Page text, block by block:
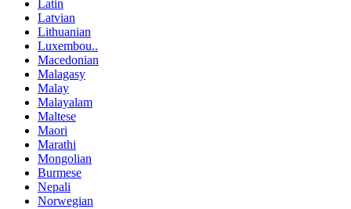
Latin
Latvian
Lithuanian
Luxembou..
Macedonian
Malagasy
Malay
Malayalam
Maltese
Maori
Marathi
Mongolian
Burmese
Nepali
Norwegian